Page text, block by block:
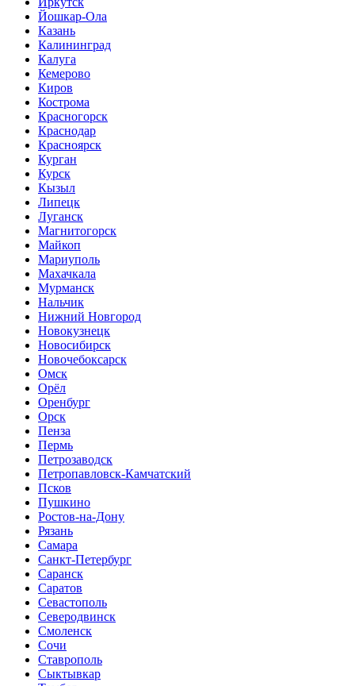
Йошкар-Ола
Казань
Калининград
Калуга
Кемерово
Киров
Кострома
Красногорск
Краснодар
Красноярск
Курган
Курск
Кызыл
Липецк
Луганск
Магнитогорск
Майкоп
Мариуполь
Махачкала
Мурманск
Нальчик
Нижний Новгород
Новокузнецк
Новосибирск
Новочебоксарск
Омск
Орёл
Оренбург
Орск
Пенза
Пермь
Петрозаводск
Петропавловск-Камчатский
Псков
Пушкино
Ростов-на-Дону
Рязань
Самара
Санкт-Петербург
Саранск
Саратов
Севастополь
Северодвинск
Смоленск
Сочи
Ставрополь
Сыктывкар